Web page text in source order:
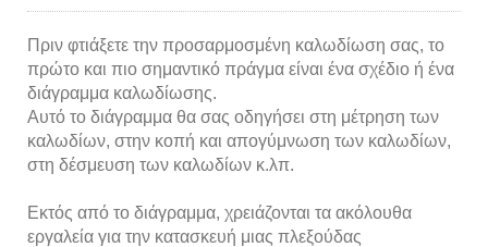
Πριν φτιάξετε την προσαρμοσμένη καλωδίωση σας, το
πρώτο και πιο σημαντικό πράγμα είναι ένα σχέδιο ή ένα
διάγραμμα καλωδίωσης.
Αυτό το διάγραμμα θα σας οδηγήσει στη μέτρηση των
καλωδίων, στην κοπή και απογύμνωση των καλωδίων,
στη δέσμευση των καλωδίων κ.λπ.
Εκτός από το διάγραμμα, χρειάζονται τα ακόλουθα
εργαλεία για την κατασκευή μιας πλεξούδας